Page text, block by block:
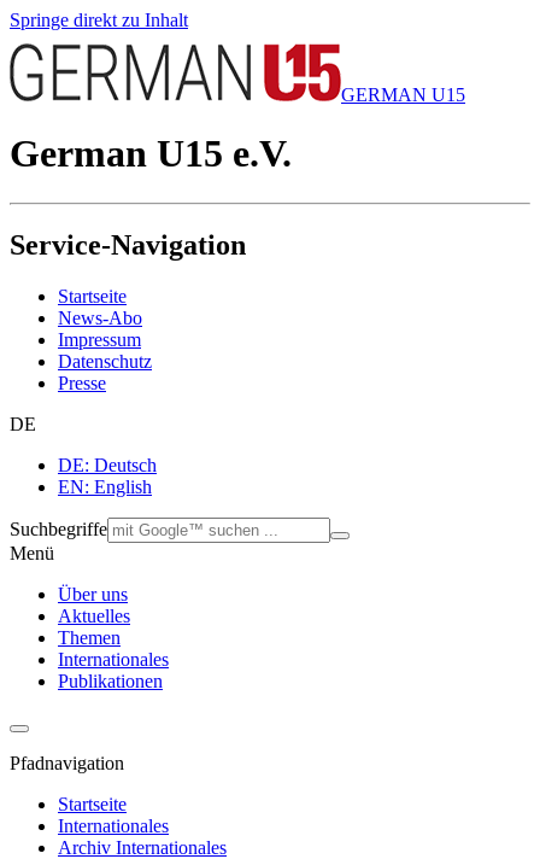
Springe direkt zu Inhalt
GERMAN U15
German U15 e.V.
Service-Navigation
Startseite
News-Abo
Impressum
Datenschutz
Presse
DE
DE: Deutsch
EN: English
Suchbegriffe
Menü
Über uns
Aktuelles
Themen
Internationales
Publikationen
Pfadnavigation
Startseite
Internationales
Archiv Internationales